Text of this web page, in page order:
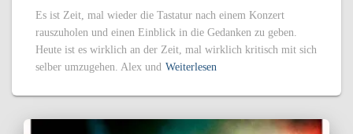
Es ist Zeit, mal wieder die Tastatur nach einem Konzert
rauszuholen und einen Einblick in die Gedanken zu geben.
Heute ist es wirklich an der Zeit, mal wirklich kritisch mit sich
selber umzugehen. Alex und Weiterlesen